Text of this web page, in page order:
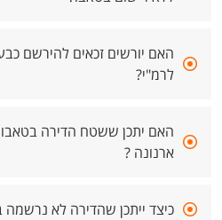
האם יורשים זכאים להירשם
לרמ"י?
האם יתכן ששטח הדירה
ארנונה ?
כיצד ייתכן שהדירה לא נרשמה